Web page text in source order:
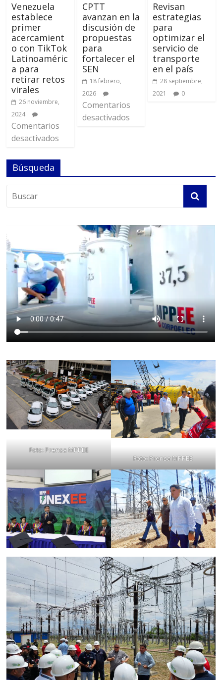
Venezuela
establece
primer
acercamient
o con TikTok
Latinoaméric
a para
retirar retos
virales
26 noviembre,
2024
Comentarios
desactivados
CPTT
avanzan en la
discusión de
propuestas
para
fortalecer el
SEN
18 febrero,
2026
Comentarios
desactivados
Revisan
estrategias
para
optimizar el
servicio de
transporte
en el país
28 septiembre,
2021
0
Búsqueda
Foto: Prensa MPPEE
Foto: Prensa MPPEE